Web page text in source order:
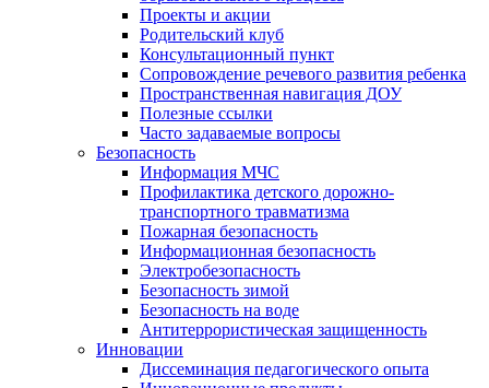
Проекты и акции
Родительский клуб
Консультационный пункт
Сопровождение речевого развития ребенка
Пространственная навигация ДОУ
Полезные ссылки
Часто задаваемые вопросы
Безопасность
Информация МЧС
Профилактика детского дорожно-
транспортного травматизма
Пожарная безопасность
Информационная безопасность
Электробезопасность
Безопасность зимой
Безопасность на воде
Антитеррористическая защищенность
Инновации
Диссеминация педагогического опыта